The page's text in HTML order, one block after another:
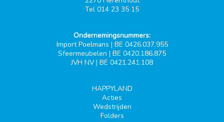
Tel 014 23 35 15
Ondernemingsnummers:
Import Poelmans | BE 0426.037.955
Sfeermeubelen | BE 0420.186.875
JVH NV | BE 0421.241.108
HAPPYLAND
Acties
Wedstrijden
Folders